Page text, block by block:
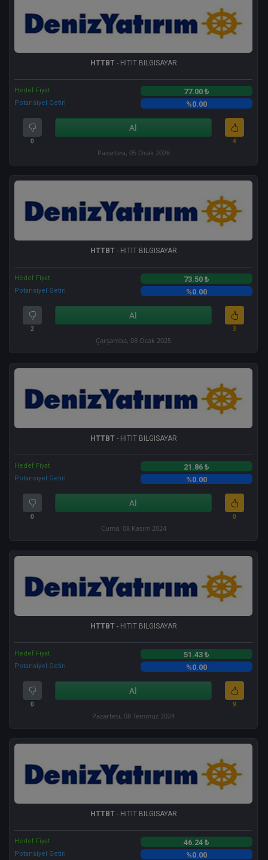
HTTBT- HITIT BILGISAYAR
Hedef Fiyat 77.00 ₺
Potansiyel Getiri %0.00
0
Al
4
Pazartesi, 05 Ocak 2026
HTTBT- HITIT BILGISAYAR
Hedef Fiyat 73.50 ₺
Potansiyel Getiri %0.00
2
Al
3
Çarşamba, 08 Ocak 2025
HTTBT- HITIT BILGISAYAR
Hedef Fiyat 21.86 ₺
Potansiyel Getiri %0.00
0
Al
0
Cuma, 08 Kasım 2024
HTTBT- HITIT BILGISAYAR
Hedef Fiyat 51.43 ₺
Potansiyel Getiri %0.00
0
Al
9
Pazartesi, 08 Temmuz 2024
HTTBT- HITIT BILGISAYAR
Hedef Fiyat 46.24 ₺
Potansiyel Getiri %0.00